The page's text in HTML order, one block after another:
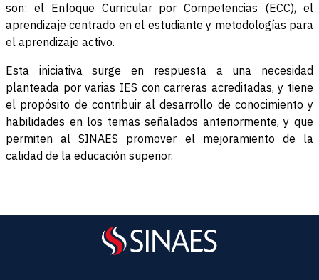
son: el Enfoque Curricular por Competencias (ECC), el
aprendizaje centrado en el estudiante y metodologías para
el aprendizaje activo.
Esta iniciativa surge en respuesta a una necesidad
planteada por varias IES con carreras acreditadas, y tiene
el propósito de contribuir al desarrollo de conocimiento y
habilidades en los temas señalados anteriormente, y que
permiten al SINAES promover el mejoramiento de la
calidad de la educación superior.